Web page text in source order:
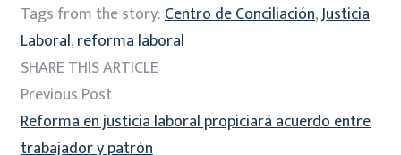
Tags from the story:Centro de Conciliación,Justicia
Laboral,reforma laboral
SHARE THIS ARTICLE
Previous Post
Reforma en justicia laboral propiciará acuerdo entre
trabajador y patrón